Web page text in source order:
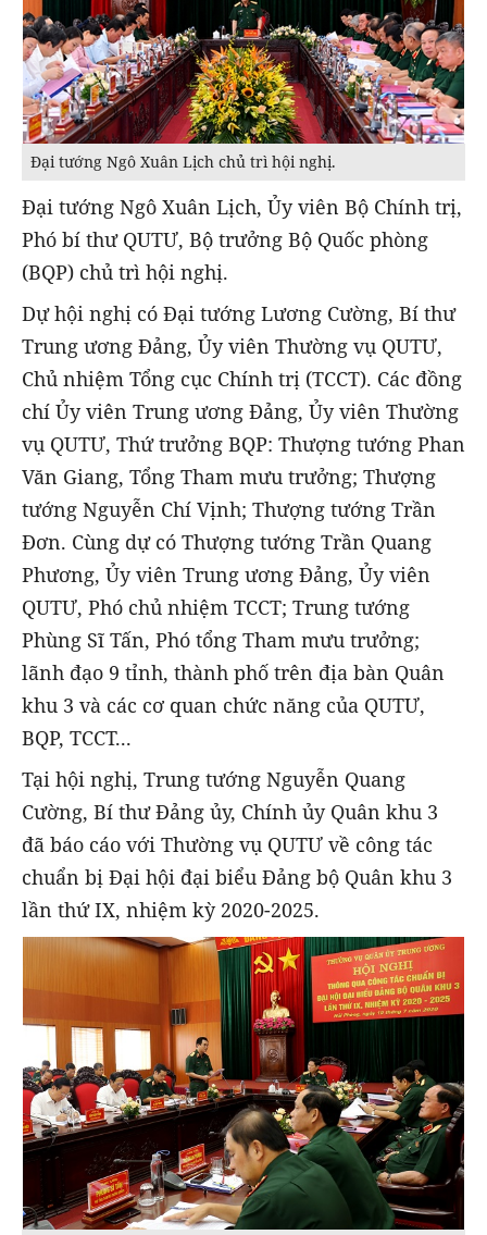
Đại tướng Ngô Xuân Lịch chủ trì hội nghị.
Đại tướng Ngô Xuân Lịch, Ủy viên Bộ Chính trị,
Phó bí thư QUTƯ, Bộ trưởng Bộ Quốc phòng
(BQP) chủ trì hội nghị.
Dự hội nghị có Đại tướng Lương Cường, Bí thư
Trung ương Đảng, Ủy viên Thường vụ QUTƯ,
Chủ nhiệm Tổng cục Chính trị (TCCT). Các đồng
chí Ủy viên Trung ương Đảng, Ủy viên Thường
vụ QUTƯ, Thứ trưởng BQP: Thượng tướng Phan
Văn Giang, Tổng Tham mưu trưởng; Thượng
tướng Nguyễn Chí Vịnh; Thượng tướng Trần
Đơn. Cùng dự có Thượng tướng Trần Quang
Phương, Ủy viên Trung ương Đảng, Ủy viên
QUTƯ, Phó chủ nhiệm TCCT; Trung tướng
Phùng Sĩ Tấn, Phó tổng Tham mưu trưởng;
lãnh đạo 9 tỉnh, thành phố trên địa bàn Quân
khu 3 và các cơ quan chức năng của QUTƯ,
BQP, TCCT...
Tại hội nghị, Trung tướng Nguyễn Quang
Cường, Bí thư Đảng ủy, Chính ủy Quân khu 3
đã báo cáo với Thường vụ QUTƯ về công tác
chuẩn bị Đại hội đại biểu Đảng bộ Quân khu 3
lần thứ IX, nhiệm kỳ 2020-2025.